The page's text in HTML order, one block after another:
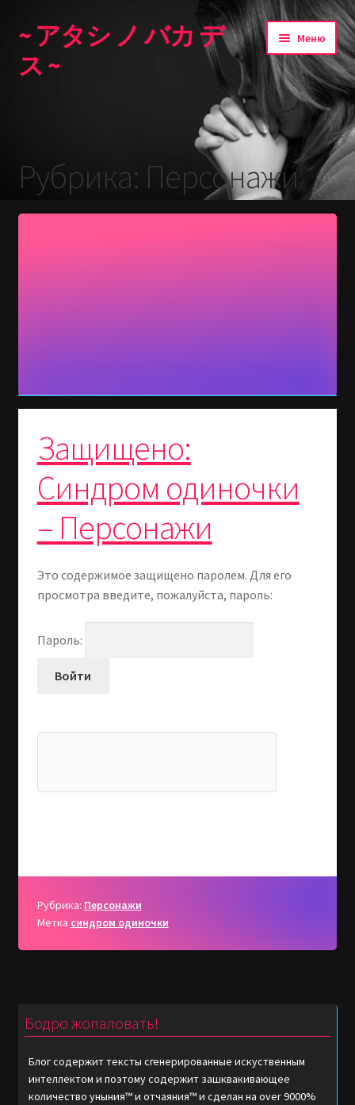
Перейти
навигации
Перейти
содержимому
~ アタシ ノ バカ デ
ス ~
Меню
Рубрика: Персонажи
Защищено:
Синдром одиночки
– Персонажи
Это содержимое защищено паролем. Для его
просмотра введите, пожалуйста, пароль:
Пароль:
Рубрика: Персонажи
Метка синдром одиночки
Бодро жопаловать!
Блог содержит тексты сгенерированные искуственным
интеллектом и поэтому содержит зашквакивающее
количество уныния™ и отчаяния™ и сделан на over 9000%